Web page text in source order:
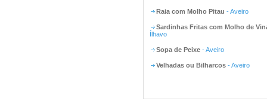
Raia com Molho Pitau - Aveiro
Sardinhas Fritas com Molho de
Ílhavo
Sopa de Peixe - Aveiro
Velhadas ou Bilharcos - Aveiro